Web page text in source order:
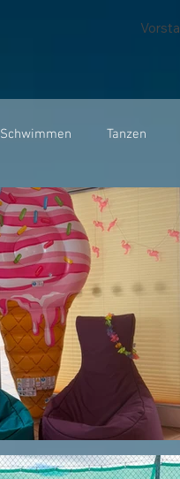
Schwimmen Tanzen
Veranstaltungen